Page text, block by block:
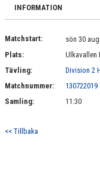
BILDGALLERI
KONTAKT
INFORMATION
Matchstart:
sön 30
Plats:
Ulkavallen
Tävling:
Division 2
Matchnummer:
130722019
Samling:
11:30
<< Tillbaka